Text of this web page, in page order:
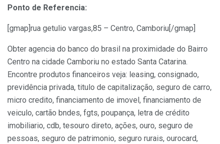
Ponto de Referencia:
[gmap]rua getulio vargas,85 – Centro, Camboriu[/gmap]
Obter agencia do banco do brasil na proximidade do Bairro
Centro na cidade Camboriu no estado Santa Catarina.
Encontre produtos financeiros veja: leasing, consignado,
previdência privada, titulo de capitalização, seguro de carro,
micro credito, financiamento de imovel, financiamento de
veiculo, cartão bndes, fgts, poupança, letra de crédito
imobiliario, cdb, tesouro direto, ações, ouro, seguro de
pessoas, seguro de patrimonio, seguro rurais, ourocard,